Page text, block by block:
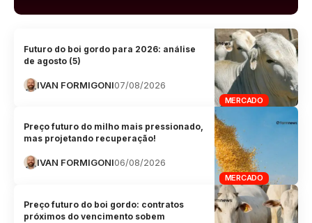
MERCADO
Futuro do boi gordo para 2026: análise
de agosto (5)
IVAN FORMIGONI07/08/2026
MERCADO
Preço futuro do milho mais pressionado,
mas projetando recuperação!
IVAN FORMIGONI06/08/2026
Preço futuro do boi gordo: contratos
próximos do vencimento sobem